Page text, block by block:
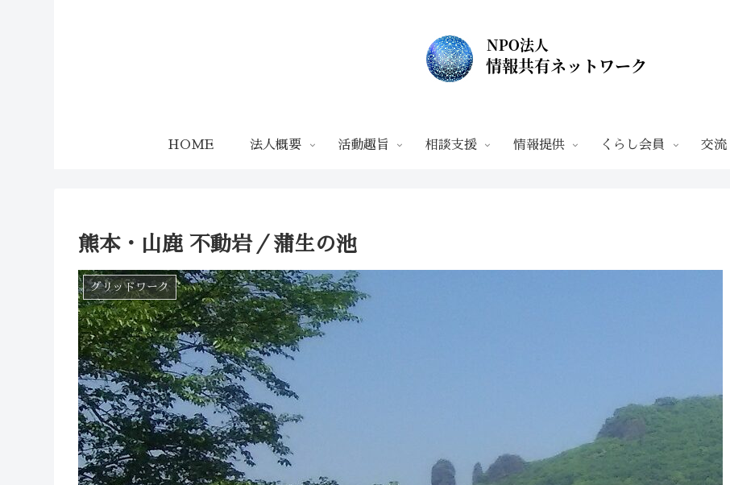
HOME 法人概要 活動趣旨 相談支援 情報提供 くらし会員 交流
熊本・山鹿 不動岩／蒲生の池
グリッドワーク